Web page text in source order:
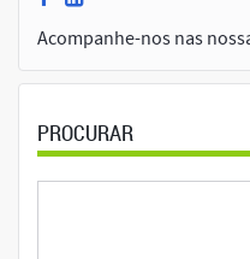
Acompanhe-nos nas
PROCURAR